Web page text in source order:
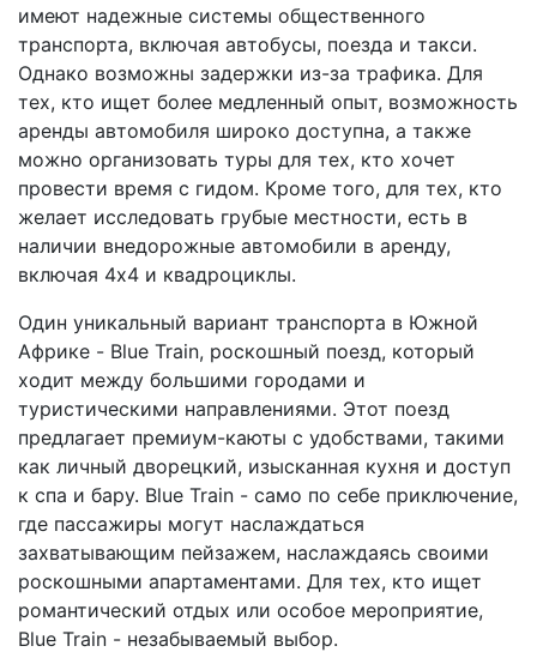
имеют надежные системы общественного
транспорта, включая автобусы, поезда и такси.
Однако возможны задержки из-за трафика. Для
тех, кто ищет более медленный опыт, возможность
аренды автомобиля широко доступна, а также
можно организовать туры для тех, кто хочет
провести время с гидом. Кроме того, для тех, кто
желает исследовать грубые местности, есть в
наличии внедорожные автомобили в аренду,
включая 4x4 и квадроциклы.
Один уникальный вариант транспорта в Южной
Африке - Blue Train, роскошный поезд, который
ходит между большими городами и
туристическими направлениями. Этот поезд
предлагает премиум-каюты с удобствами, такими
как личный дворецкий, изысканная кухня и доступ
к спа и бару. Blue Train - само по себе приключение,
где пассажиры могут наслаждаться
захватывающим пейзажем, наслаждаясь своими
роскошными апартаментами. Для тех, кто ищет
романтический отдых или особое мероприятие,
Blue Train - незабываемый выбор.